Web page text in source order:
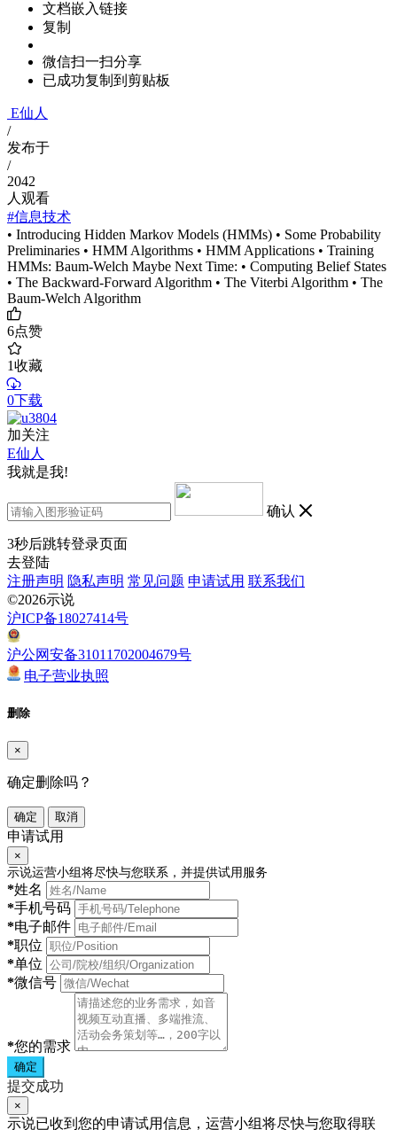
文档嵌入链接
复制
微信扫一扫分享
已成功复制到剪贴板
E仙人
/
发布于
/
2042
人观看
#信息技术
• Introducing Hidden Markov Models (HMMs) • Some Probability
Preliminaries • HMM Algorithms • HMM Applications • Training
HMMs: Baum-Welch Maybe Next Time: • Computing Belief States
• The Backward-Forward Algorithm • The Viterbi Algorithm • The
Baum-Welch Algorithm
6点赞
1收藏
0下载
加关注
E仙人
我就是我!
确认
3秒后跳转登录页面
去登陆
注册声明 隐私声明 常见问题 申请试用 联系我们
©2026示说
沪ICP备18027414号
沪公网安备31011702004679号
电子营业执照
删除
×
确定删除吗？
确定 取消
申请试用
×
示说运营小组将尽快与您联系，并提供试用服务
*姓名
*手机号码
*电子邮件
*职位
*单位
*微信号
*您的需求
确定
提交成功
×
示说已收到您的申请试用信息，运营小组将尽快与您取得联